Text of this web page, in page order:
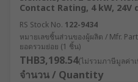
Contact Rating, 4 kW, 24V
RS Stock No. 122-9434
หมายเลขชิ้นส่วนของผู้ผลิต / Mfr.
ยอดรวมย่อย (1 ชิ้น)
THB3,198.54(ไม่รวมภาษีมูลค่า
จำนวน / Quantity